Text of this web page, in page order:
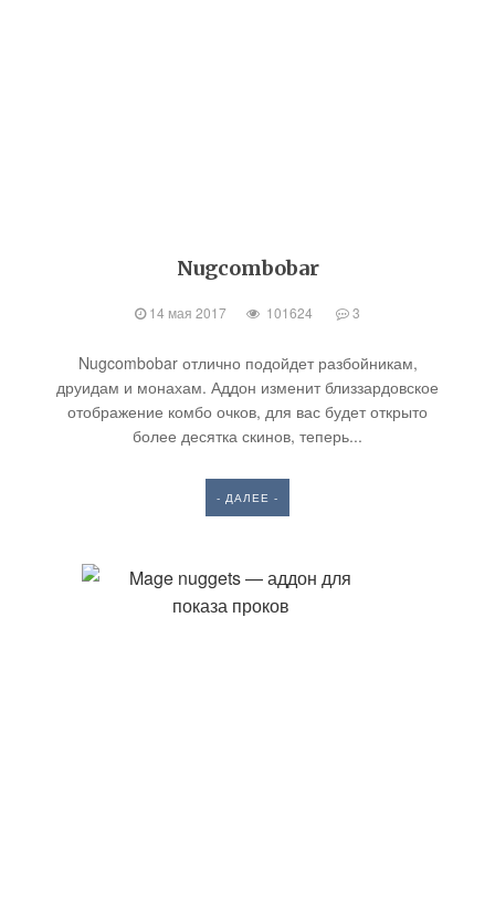
Nugcombobar
14 мая 2017 101624 3
Nugcombobar отлично подойдет разбойникам,
друидам и монахам. Аддон изменит близзардовское
отображение комбо очков, для вас будет открыто
более десятка скинов, теперь...
- ДАЛЕЕ -